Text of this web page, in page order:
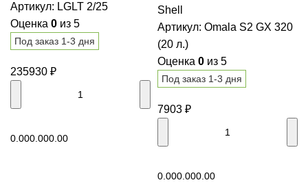
Артикул: LGLT 2/25
Оценка 0 из 5
Под заказ 1-3 дня
235930 ₽
0.000.000.00
Shell
Артикул: Omala S2 GX 320
(20 л.)
Оценка 0 из 5
Под заказ 1-3 дня
7903 ₽
0.000.000.00